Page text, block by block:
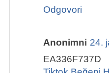
Odgovori
Anonimni 24.
EA336F737D